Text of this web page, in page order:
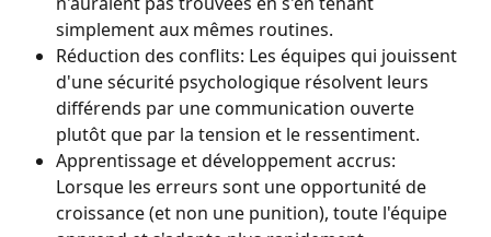
simplement aux mêmes routines.
Réduction des conflits: Les équipes qui jouissent
d'une sécurité psychologique résolvent leurs
différends par une communication ouverte
plutôt que par la tension et le ressentiment.
Apprentissage et développement accrus:
Lorsque les erreurs sont une opportunité de
croissance (et non une punition), toute l'équipe